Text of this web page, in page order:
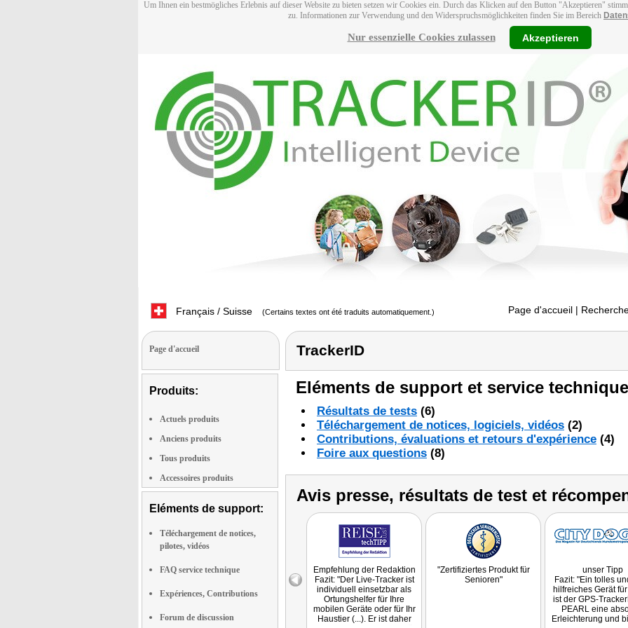
Um Ihnen ein bestmögliches Erlebnis auf dieser Website zu bieten setzen wir Cookies ein. Durch das Klicken auf den Button "Akzeptieren"
zu. Informationen zur Verwendung und den Widerspruchsmöglichkeiten finden Sie im Bereich
Nur essenzielle Cookies zulassen Akzeptieren
Français / Suisse (Certains textes ont été traduits automatiquement.) Page d'accueil |
Page d'accueil
Produits:
Actuels produits
Anciens produits
Tous produits
Accessoires produits
Eléments de support:
Téléchargement de notices,
pilotes, vidéos
FAQ service technique
Expériences, Contributions
Forum de discussion
TrackerID
Eléments de support et service
Résultats de tests (6)
Téléchargement de notices, logiciels, vidéos (2)
Contributions, évaluations et retours d'expérience (4)
Foire aux questions (8)
Avis presse, résultats de test et
Empfehlung der Redaktion
Fazit: "Der Live-Tracker ist
individuell einsetzbar als
Ortungshelfer für Ihre
mobilen Geräte oder für Ihr
Haustier (...). Er ist daher
"Zertifiziertes Produkt für
Senioren"
unser Tipp
Fazit: "Ein tolles
hilfreiches Gerät
ist der GPS-
PEARL eine
Erleichterung und